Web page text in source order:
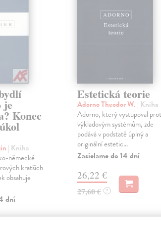
je
Konec
| Kniha
německé
kratších
obsahuje
dní
Estetická teorie
Adorno Theodor W. | Kniha
Adorno, který vystupoval
výkladovým systémům, zde
podává v podstatě úplný a
originální estetic...
Zasielame do 14 dní
26,22 €
27,60 € ?